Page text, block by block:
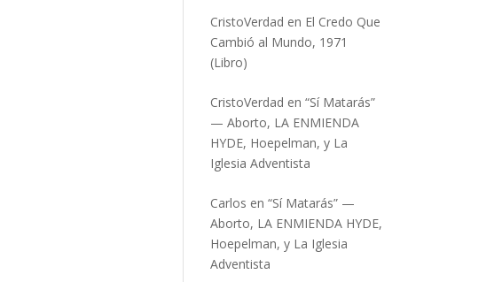
CristoVerdad en El Credo Que
Cambió al Mundo, 1971
(Libro)
CristoVerdad en“Sí Matarás”
— Aborto, LA ENMIENDA
HYDE, Hoepelman, y La
Iglesia Adventista
Carlos en“Sí Matarás” —
Aborto, LA ENMIENDA HYDE,
Hoepelman, y La Iglesia
Adventista